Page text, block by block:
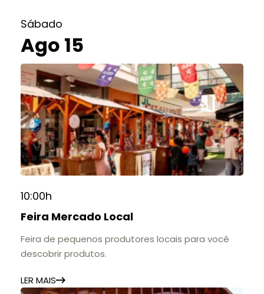
Sábado
Ago 15
10:00h
Feira Mercado Local
Feira de pequenos produtores locais para você
descobrir produtos.
LER MAIS